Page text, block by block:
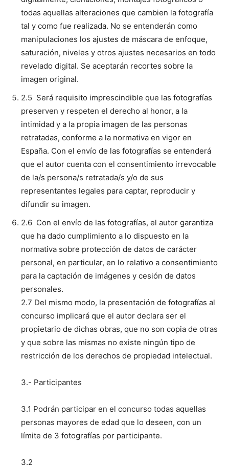
todas aquellas alteraciones que cambien la fotografía
tal y como fue realizada. No se entenderán como
manipulaciones los ajustes de máscara de enfoque,
saturación, niveles y otros ajustes necesarios en todo
revelado digital. Se aceptarán recortes sobre la
imagen original.
2.5 Será requisito imprescindible que las fotografías
preserven y respeten el derecho al honor, a la
intimidad y a la propia imagen de las personas
retratadas, conforme a la normativa en vigor en
España. Con el envío de las fotografías se entenderá
que el autor cuenta con el consentimiento irrevocable
de la/s persona/s retratada/s y/o de sus
representantes legales para captar, reproducir y
difundir su imagen.
2.6 Con el envío de las fotografías, el autor garantiza
que ha dado cumplimiento a lo dispuesto en la
normativa sobre protección de datos de carácter
personal, en particular, en lo relativo a consentimiento
para la captación de imágenes y cesión de datos
personales.
2.7 Del mismo modo, la presentación de fotografías al
concurso implicará que el autor declara ser el
propietario de dichas obras, que no son copia de otras
y que sobre las mismas no existe ningún tipo de
restricción de los derechos de propiedad intelectual.
3.- Participantes
3.1 Podrán participar en el concurso todas aquellas
personas mayores de edad que lo deseen, con un
límite de 3 fotografías por participante.
3.2